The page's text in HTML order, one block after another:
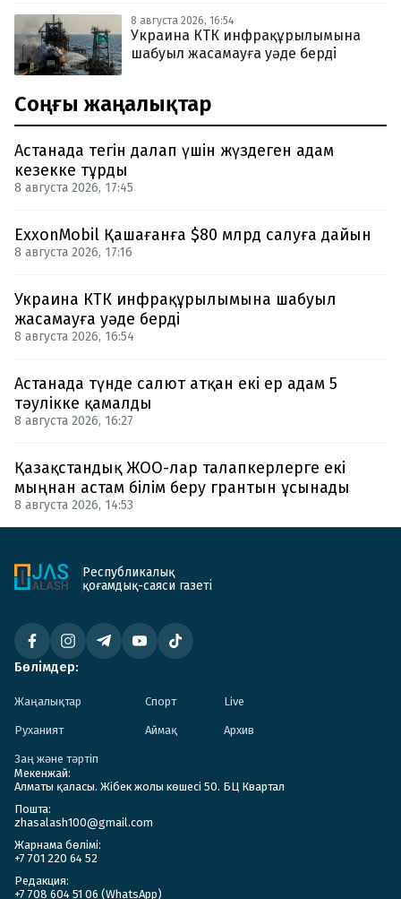
8 августа 2026, 16:54
Украина КТК инфрақұрылымына
шабуыл жасамауға уәде берді
Соңғы жаңалықтар
Астанада тегін далап үшін жүздеген адам
кезекке тұрды
8 августа 2026, 17:45
ExxonMobil Қашағанға $80 млрд салуға дайын
8 августа 2026, 17:16
Украина КТК инфрақұрылымына шабуыл
жасамауға уәде берді
8 августа 2026, 16:54
Астанада түнде салют атқан екі ер адам 5
тәулікке қамалды
8 августа 2026, 16:27
Қазақстандық ЖОО-лар талапкерлерге екі
мыңнан астам білім беру грантын ұсынады
8 августа 2026, 14:53
Республикалық
қоғамдық-саяси газеті
Бөлімдер:
Жаңалықтар Спорт Live
Руханият Аймақ Архив
Заң және тәртіп
Мекенжай:
Алматы қаласы. Жібек жолы көшесі 50. БЦ Квартал
Пошта:
zhasalash100@gmail.com
Жарнама бөлімі:
+7 701 220 64 52
Редакция:
+7 708 604 51 06 (WhatsApp)